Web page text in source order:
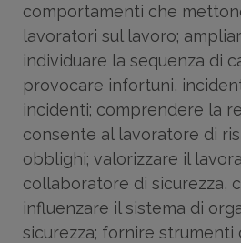
comportamenti che
lavoratori sul lavoro;
individuare la sequenza di
provocare infortuni,
incidenti; comprendere la
consente al lavoratore di
obblighi; valorizzare il
collaboratore di sicurezza,
influenzare il sistema di
sicurezza; fornire strumenti